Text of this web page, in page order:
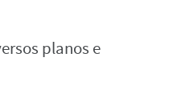
planos e